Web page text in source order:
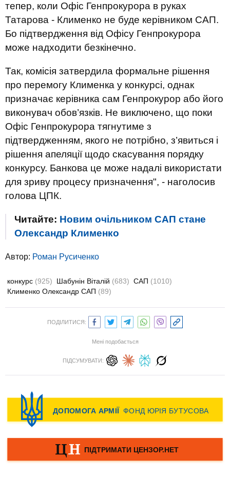
тепер, коли Офіс Генпрокурора в руках
Татарова - Клименко не буде керівником САП.
Бо підтвердження від Офісу Генпрокурора
може надходити безкінечно.
Так, комісія затвердила формальне рішення
про перемогу Клименка у конкурсі, однак
призначає керівника сам Генпрокурор або його
виконувач обов’язків. Не виключено, що поки
Офіс Генпрокурора тягнутиме з
підтвердженням, якого не потрібно, з’явиться і
рішення апеляції щодо скасування порядку
конкурсу. Банкова це може надалі використати
для зриву процесу призначення", - наголосив
голова ЦПК.
Читайте: Новим очільником САП стане
Олександр Клименко
Автор: Роман Русиченко
конкурс (925) Шабунін Віталій (683) САП (1010)
Клименко Олександр САП (89)
ПОДІЛИТИСЯ:
Мені подобається
ПІДСУМУВАТИ: